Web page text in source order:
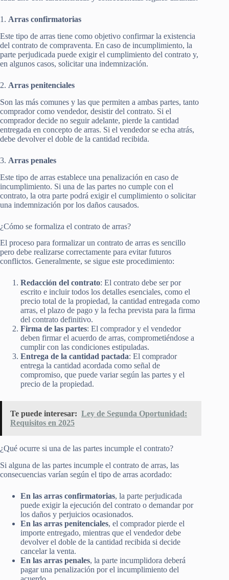
1. Arras confirmatorias
Este tipo de arras tiene como objetivo confirmar la existencia
del contrato de compraventa. En caso de incumplimiento, la
parte perjudicada puede exigir el cumplimiento del contrato y,
en algunos casos, solicitar una indemnización.
2. Arras penitenciales
Son las más comunes y las que permiten a ambas partes, tanto
comprador como vendedor, desistir del contrato. Si el
comprador decide no seguir adelante, pierde la cantidad
entregada en concepto de arras. Si el vendedor se echa atrás,
debe devolver el doble de la cantidad recibida.
3. Arras penales
Este tipo de arras establece una penalización en caso de
incumplimiento. Si una de las partes no cumple con el
contrato, la otra parte podrá exigir el cumplimiento o solicitar
una indemnización por los daños causados.
¿Cómo se formaliza el contrato de arras?
El proceso para formalizar un contrato de arras es sencillo
pero debe realizarse correctamente para evitar futuros
conflictos. Generalmente, se sigue este procedimiento:
Redacción del contrato: El contrato debe ser por
escrito e incluir todos los detalles esenciales, como el
precio total de la propiedad, la cantidad entregada como
arras, el plazo de pago y la fecha prevista para la firma
del contrato definitivo.
Firma de las partes: El comprador y el vendedor
deben firmar el acuerdo de arras, comprometiéndose a
cumplir con las condiciones estipuladas.
Entrega de la cantidad pactada: El comprador
entrega la cantidad acordada como señal de
compromiso, que puede variar según las partes y el
precio de la propiedad.
Te puede interesar: Ley de Segunda Oportunidad:
Requisitos en 2025
¿Qué ocurre si una de las partes incumple el contrato?
Si alguna de las partes incumple el contrato de arras, las
consecuencias varían según el tipo de arras acordado:
En las arras confirmatorias, la parte perjudicada
puede exigir la ejecución del contrato o demandar por
los daños y perjuicios ocasionados.
En las arras penitenciales, el comprador pierde el
importe entregado, mientras que el vendedor debe
devolver el doble de la cantidad recibida si decide
cancelar la venta.
En las arras penales, la parte incumplidora deberá
pagar una penalización por el incumplimiento del